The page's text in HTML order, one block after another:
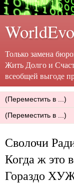
Только замена
Жить Долго и
всеобщей выгоде
Сволочи
Когда ж это
Гораздо